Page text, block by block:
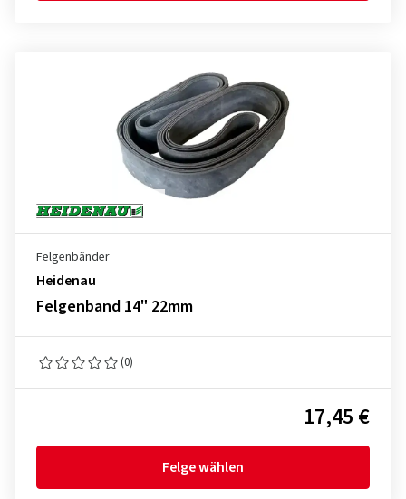
Felgenbänder
Heidenau
Felgenband 14" 22mm
(0)
17,45 €
Felge wählen